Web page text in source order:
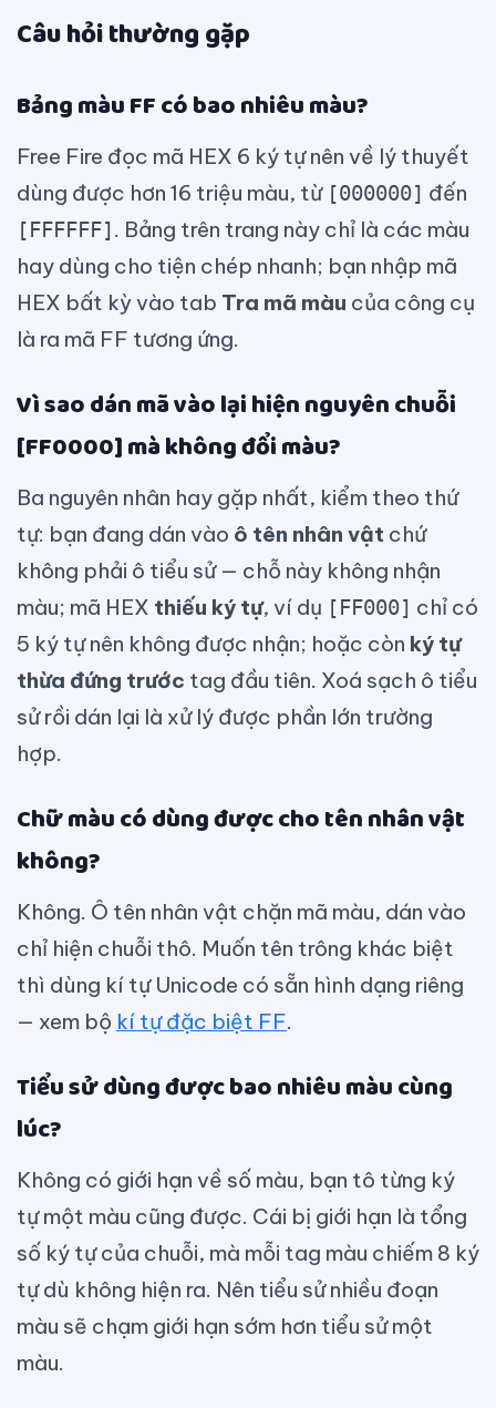
Câu hỏi thường gặp
Bảng màu FF có bao nhiêu màu?
Free Fire đọc mã HEX 6 ký tự nên về lý thuyết
dùng được hơn 16 triệu màu, từ [000000] đến
[FFFFFF]. Bảng trên trang này chỉ là các màu
hay dùng cho tiện chép nhanh; bạn nhập mã
HEX bất kỳ vào tab Tra mã màu của công cụ
là ra mã FF tương ứng.
Vì sao dán mã vào lại hiện nguyên chuỗi
[FF0000] mà không đổi màu?
Ba nguyên nhân hay gặp nhất, kiểm theo thứ
tự: bạn đang dán vào ô tên nhân vật chứ
không phải ô tiểu sử — chỗ này không nhận
màu; mã HEX thiếu ký tự, ví dụ [FF000] chỉ có
5 ký tự nên không được nhận; hoặc còn ký tự
thừa đứng trước tag đầu tiên. Xoá sạch ô tiểu
sử rồi dán lại là xử lý được phần lớn trường
hợp.
Chữ màu có dùng được cho tên nhân vật
không?
Không. Ô tên nhân vật chặn mã màu, dán vào
chỉ hiện chuỗi thô. Muốn tên trông khác biệt
thì dùng kí tự Unicode có sẵn hình dạng riêng
— xem bộ kí tự đặc biệt FF.
Tiểu sử dùng được bao nhiêu màu cùng
lúc?
Không có giới hạn về số màu, bạn tô từng ký
tự một màu cũng được. Cái bị giới hạn là tổng
số ký tự của chuỗi, mà mỗi tag màu chiếm 8 ký
tự dù không hiện ra. Nên tiểu sử nhiều đoạn
màu sẽ chạm giới hạn sớm hơn tiểu sử một
màu.